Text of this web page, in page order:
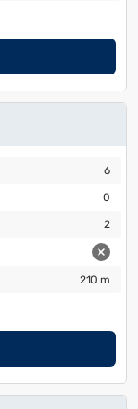
6
0
2
210 m